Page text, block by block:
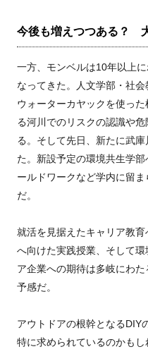
今後も増えつつある？
一方、モンベルは10年以上
なってきた。人文学部・社
ウォーターカヤックを使っ
る河川でのリスクの認識や
る。そして先日、新たに武
た。新設予定の環境共生学
ールドワークなど学内に留
だ。
就活を見据えたキャリア教
へ向けた実践授業、そして
ア企業への期待は多岐にわ
予感だ。
アウトドアの根幹となるDIY
特に求められているのかもし